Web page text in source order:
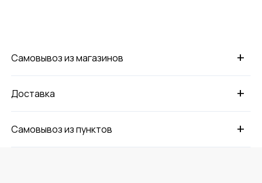
+
Самовывоз из магазинов
+
Доставка
+
Самовывоз из пунктов